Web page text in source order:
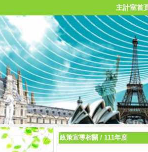
主計室首
政策宣導相關 / 111年度